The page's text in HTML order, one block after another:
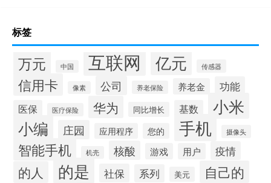
标签
万元 中国 互联网 亿元 传感器
信用卡 像素 公司 养老保险 养老金 功能
医保 医疗保险 华为 同比增长 基数 小米
小编 庄园 应用程序 您的 手机 摄像头
智能手机 机壳 核酸 游戏 用户 疫情
的人 的是 社保 系列 美元 自己的